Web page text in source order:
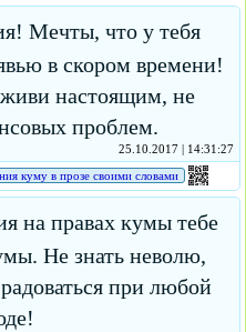
Мечты, что у тебя
в скором времени!
настоящим, не
проблем.
25.10.2017 | 14:31:27
куму в прозе своими словами
на правах кумы тебе
Не знать неволю,
при любой